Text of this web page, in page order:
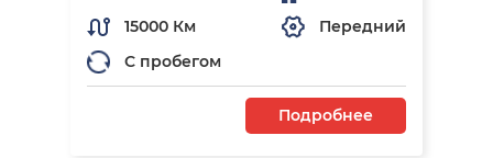
15000 Км
Передний
С пробегом
Подробнее